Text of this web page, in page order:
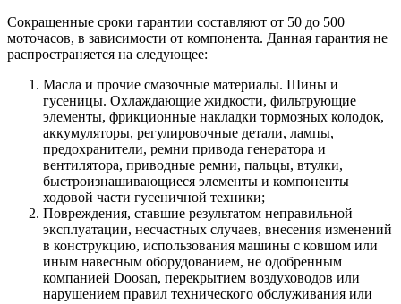
Сокращенные сроки гарантии составляют от 50 до 500
моточасов, в зависимости от компонента. Данная гарантия не
распространяется на следующее:
Масла и прочие смазочные материалы. Шины и
гусеницы. Охлаждающие жидкости, фильтрующие
элементы, фрикционные накладки тормозных колодок,
аккумуляторы, регулировочные детали, лампы,
предохранители, ремни привода генератора и
вентилятора, приводные ремни, пальцы, втулки,
быстроизнашивающиеся элементы и компоненты
ходовой части гусеничной техники;
Повреждения, ставшие результатом неправильной
эксплуатации, несчастных случаев, внесения изменений
в конструкцию, использования машины с ковшом или
иным навесным оборудованием, не одобренным
компанией Doosan, перекрытием воздуховодов или
нарушением правил технического обслуживания или